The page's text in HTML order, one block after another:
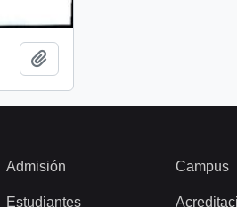
Admisión
Estudiantes
Campus